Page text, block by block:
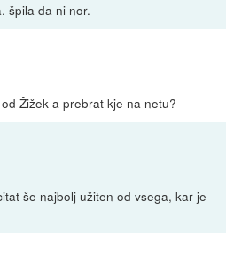
špila da ni nor.
Žižek-a prebrat kje na netu?
še najbolj užiten od vsega, kar je